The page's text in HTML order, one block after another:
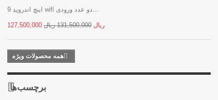
9 اینچ اندروید wifi دو عدد ورودی...
127,500,000 ریال 131,500,000 ریال
همه محصولات ویژه
برچسب‌ها